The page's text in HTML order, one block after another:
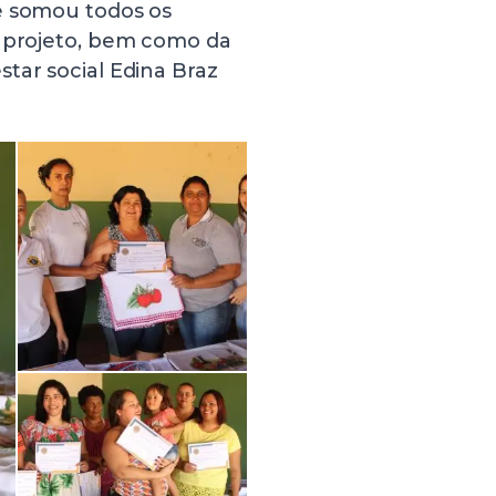
somou todos os
bem como da
social Edina Braz